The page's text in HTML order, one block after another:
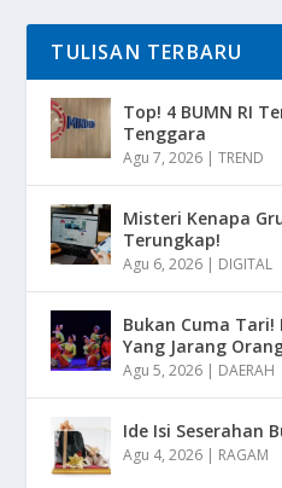
TULISAN TERBARU
Top! 4 BUMN RI
Tenggara
Agu 7, 2026 |TREND
Misteri Kenapa
Terungkap!
Agu 6, 2026 | DIGITAL
Bukan Cuma Tari!
Yang Jarang
Agu 5, 2026 | DAERAH
Ide Isi Seserahan
Agu 4, 2026 | RAGAM